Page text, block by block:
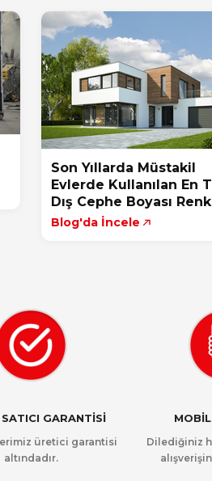
Son Yıllarda Müstakil
Evlerde Kullanılan En
Dış Cephe Boyası
Blog'da İncele
GARANTİSİ
üretici garantisi
altındadır.
Dilediğiniz